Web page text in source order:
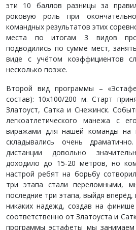
эти 10 баллов разницы за
роковую роль при
командных результатов этих
места по итогам 3 видов
подводились по сумме мест,
виде с учётом коэффициентов
несколько позже.
Второй вид программы –
состав): 10х100/200 м. Старт
Златоуст, Сатка и Снежинск.
легкоатлетического манежа с
виражами для нашей команды на
складывались очень
дистанции довольно
доходило до 15-20 метров, но
настрой ребят на борьбу
три этапа стали переломными,
последние три этапа, выйдя
никаких надежд, создав на
соответственно от Златоуста и
программы эстафеты мы